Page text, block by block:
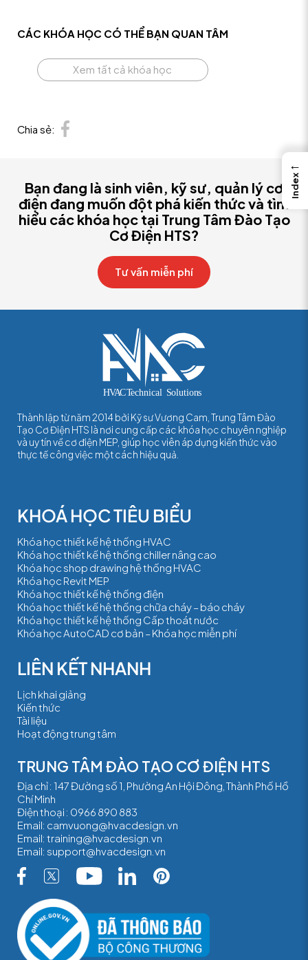
Chia sẻ:
CÁC KHÓA HỌC CÓ THỂ BẠN QUAN TÂM
Xem tất cả khóa học
Bạn đang là sinh viên, kỹ sư, quản lý cơ
điện đang muốn đột phá kiến thức và tìm
hiểu các khóa học tại Trung Tâm Đào Tạo
Cơ Điện HTS?
Tư vấn miễn phí
Thành lập từ năm 2014 bởi Kỹ sư Vương Cam, Trung Tâm Đào
Tạo Cơ Điện HTS là nơi cung cấp các khóa học chuyên nghiệp
và uy tín về cơ điện MEP, giúp học viên áp dụng kiến thức vào
thực tế công việc một cách hiệu quả.
Khóa học thiết kế hệ thống HVAC
Khóa học thiết kế hệ thống chiller nâng cao
Khóa học shop drawing hệ thống HVAC
Khóa học Revit MEP
Khóa học thiết kế hệ thống điện
Khóa học thiết kế hệ thống chữa cháy – báo cháy
Khóa học thiết kế hệ thống Cấp thoát nước
Khóa học AutoCAD cơ bản – Khóa học miễn phí
Lịch khai giảng
Kiến thức
Tài liệu
Hoạt động trung tâm
TRUNG TÂM ĐÀO TẠO CƠ ĐIỆN HTS
Địa chỉ : 147 Đường số 1, Phường An Hội Đông, Thành Phố Hồ
Chí Minh
Điện thoại : 0966 890 883
Email: camvuong@hvacdesign.vn
Email: training@hvacdesign.vn
Email: support@hvacdesign.vn
←
Index